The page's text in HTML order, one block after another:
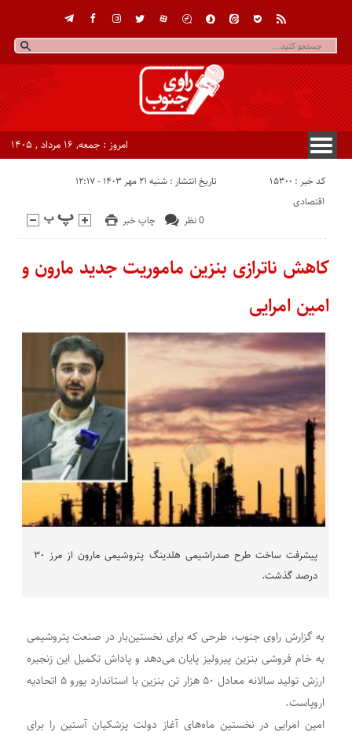
امروز : جمعه, ۱۶ مرداد , ۱۴۰۵
کد خبر : 15300 تاریخ انتشار : شنبه ۲۱ مهر ۱۴۰۳ - ۱۲:۱۷
چاپ خبر 0 نظر
اقتصادی
کاهش ناترازی بنزین ماموریت جدید مارون و
امین امرایی
‏پیشرفت ساخت طرح صدراشیمی هلدینگ پتروشیمی مارون از مرز ۳۰
درصد گذشت.
به گزارش راوی جنوب، طرحی که برای نخستین‌بار در صنعت پتروشیمی
به خام فروشی بنزین پیرولیز پایان می‌دهد و پاداش تکمیل این زنجیره
ارزش تولید سالانه معادل ۵۰ هزار تن بنزین با استاندارد یورو ۵ اتحادیه
اروپاست.
امین امرایی در نخستین ماه‌های آغاز دولت پزشکیان آستین را برای